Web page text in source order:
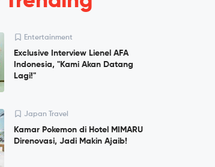
Entertainment
Exclusive Interview Lienel AFA
Indonesia, "Kami Akan Datang
Lagi!"
Japan Travel
Kamar Pokemon di Hotel MIMARU
Direnovasi, Jadi Makin Ajaib!